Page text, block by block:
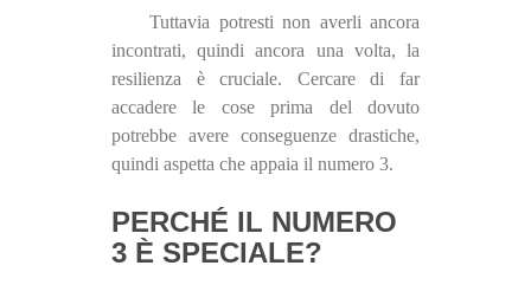
Tuttavia potresti non averli ancora
incontrati, quindi ancora una volta, la
resilienza è cruciale. Cercare di far
accadere le cose prima del dovuto
potrebbe avere conseguenze drastiche,
quindi aspetta che appaia il numero 3.
PERCHÉ IL NUMERO
3 È SPECIALE?